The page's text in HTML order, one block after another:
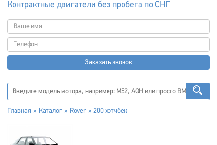
Контрактные двигатели без пробега по СНГ
Заказать звонок
Главная Каталог Rover 200 хэтчбек